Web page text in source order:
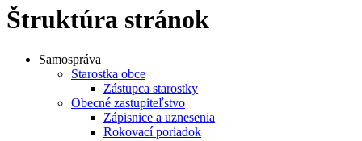
Štruktúra stránok
Samospráva
Starostka obce
Zástupca starostky
Obecné zastupiteľstvo
Zápisnice a uznesenia
Rokovací poriadok